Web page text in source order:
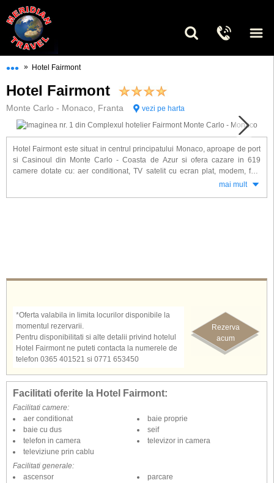
••• » Hotel Fairmont
Hotel Fairmont
Monte Carlo - Monaco, Franta vezi pe harta
Hotel Fairmont este situat in centrul principatului Monaco, aproape de port
si Casinoul din Monte Carlo - Coasta de Azur si ofera cazare in 619
camere dotate cu: aer conditionat, TV satelit cu ecran plat, modem, fax,
mai mult
Rezerva
acum
*Oferta valabila in limita locurilor disponibile la
momentul rezervarii.
Pentru disponibilitati si alte detalii privind hotelul
Hotel Fairmont ne puteti contacta la numerele de
telefon 0365 401521 si 0771 653450
Facilitati oferite la Hotel Fairmont:
Facilitati camere:
aer conditionat
baie cu dus
baie proprie
seif
telefon in camera
televiziune prin cablu
televizor in camera
Facilitati generale:
ascensor
parcare